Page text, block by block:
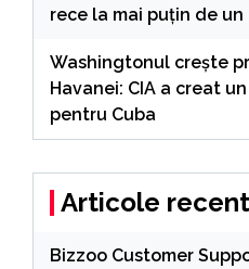
rece la mai puțin de un
Washingtonul creşte
Havanei: CIA a creat
pentru Cuba
Articole
Bizzoo Customer